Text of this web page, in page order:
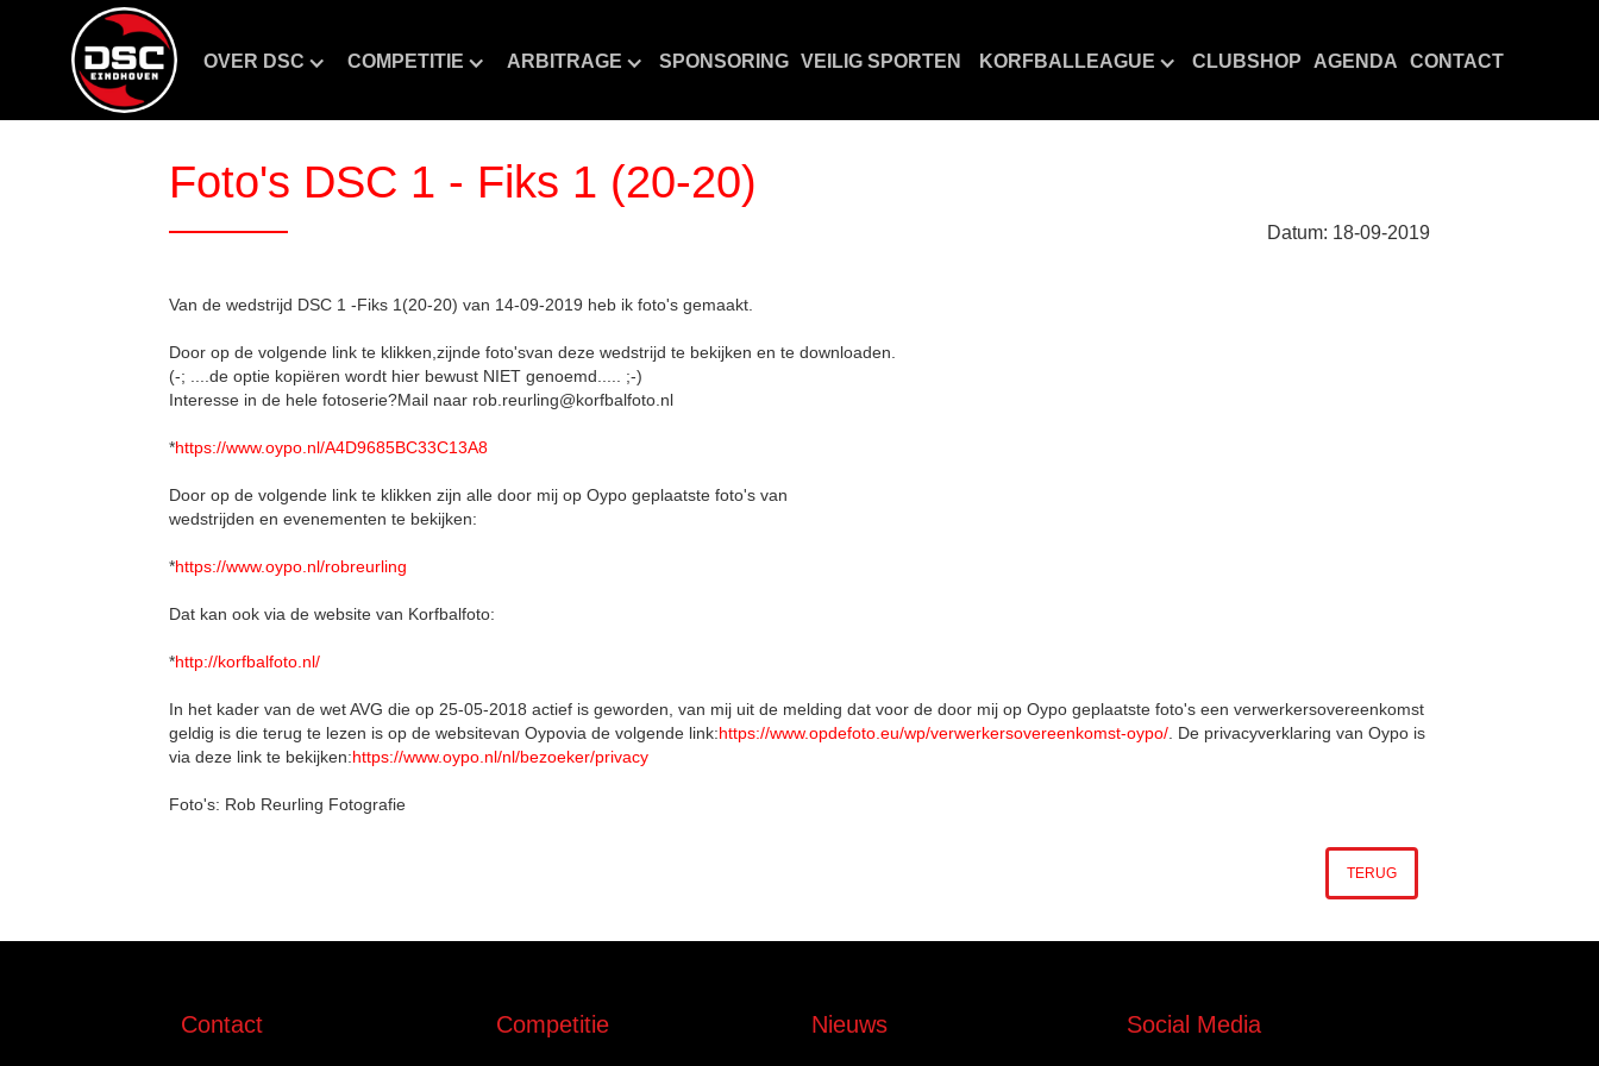
OVER DSC COMPETITIE ARBITRAGE SPONSORING VEILIG SPORTEN KORFBALLEAGUE CLUBSHOP AGENDA CONTACT
Foto's DSC 1 - Fiks 1 (20-20)
Datum: 18-09-2019
Van de wedstrijd DSC 1 -Fiks 1(20-20) van 14-09-2019 heb ik foto's gemaakt.
Door op de volgende link te klikken,zijnde foto'svan deze wedstrijd te bekijken en te downloaden.
(-; ....de optie kopiëren wordt hier bewust NIET genoemd..... ;-)
Interesse in de hele fotoserie?Mail naar rob.reurling@korfbalfoto.nl
*https://www.oypo.nl/A4D9685BC33C13A8
Door op de volgende link te klikken zijn alle door mij op Oypo geplaatste foto's van
wedstrijden en evenementen te bekijken:
*https://www.oypo.nl/robreurling
Dat kan ook via de website van Korfbalfoto:
*http://korfbalfoto.nl/
In het kader van de wet AVG die op 25-05-2018 actief is geworden, van mij uit de melding dat voor de door mij op Oypo geplaatste foto's een verwerkersovereenkomst
geldig is die terug te lezen is op de websitevan Oypovia de volgende link:https://www.opdefoto.eu/wp/verwerkersovereenkomst-oypo/ . De privacyverklaring van Oypo is
via deze link te bekijken:https://www.oypo.nl/nl/bezoeker/privacy
Foto's: Rob Reurling Fotografie
TERUG
Contact Competitie Nieuws Social Media